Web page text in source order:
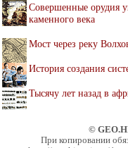
Совершенные орудия
каменного века
Мост через реку
История создания
Тысячу лет назад в
©
При копировании